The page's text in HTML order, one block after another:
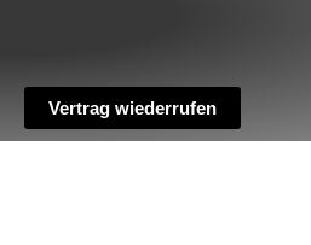
Vertrag wiederrufen